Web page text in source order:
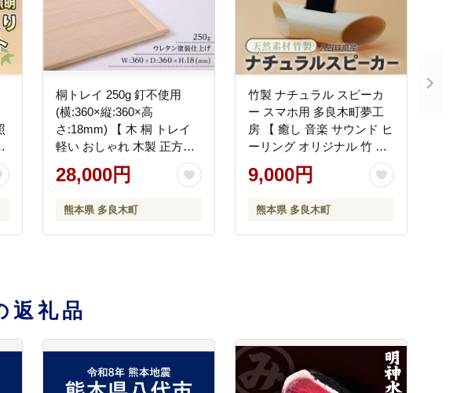
桐トレイ 250g 釘不使用
(横:360×縦:360×高
さ:18mm) 【 木 桐 トレイ
軽い おしゃれ 木製 正方形
】 062-0305
28,000円
熊本県 多良木町
竹製 ナチュラル スピーカ
ー スマホ用 多良木町夢工
房 【 癒し 音楽 サウンド ヒ
ーリング オリジナル 竹 熊
本県 多良木町 】 002-0535
9,000円
熊本県 多良木町
返礼品